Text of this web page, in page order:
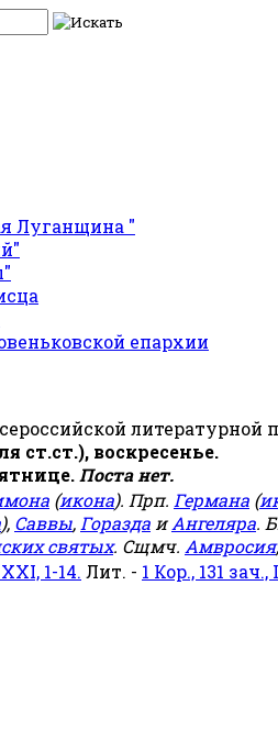
Луганщина "
епархии
ст.ст.), воскресенье.
Поста нет.
(икона). Прп. Германа (
), Саввы, Горазда иАнгеляра.
святых. Сщмч. Амвросия
1-14. Лит. - 1 Кор., 131 зач.,